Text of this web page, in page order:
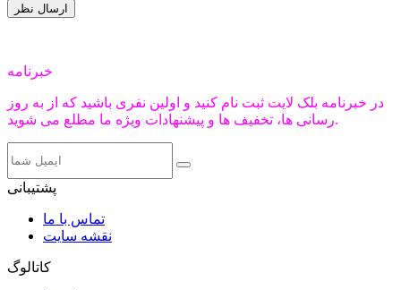
خبرنامه
در خبرنامه بلک لایت ثبت نام کنید و اولین نفری باشید که از به روز
رسانی ها، تخفیف ها و پیشنهادات ویژه ما مطلع می شوید.
پشتیبانی
تماس با ما
نقشه سایت
کاتالوگ